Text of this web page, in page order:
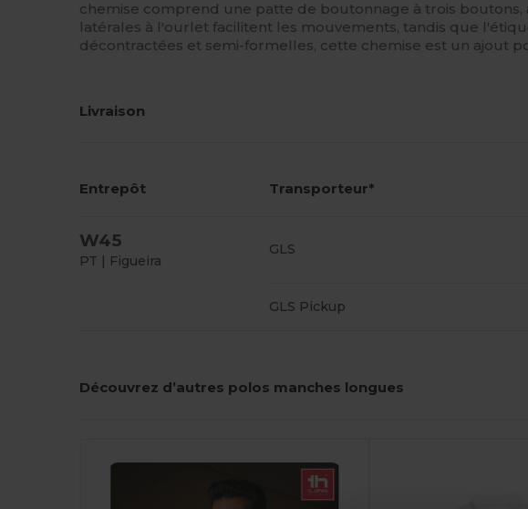
chemise comprend une patte de boutonnage à trois
latérales à l'ourlet facilitent les mouvements, tandis que
décontractées et semi-formelles, cette chemise est un ajout
Livraison
Entrepôt Transporteur*
W45
PT | Figueira
GLS
GLS Pickup
Découvrez d’autres polos manches longues
Personnalisez-
Personnalisez-